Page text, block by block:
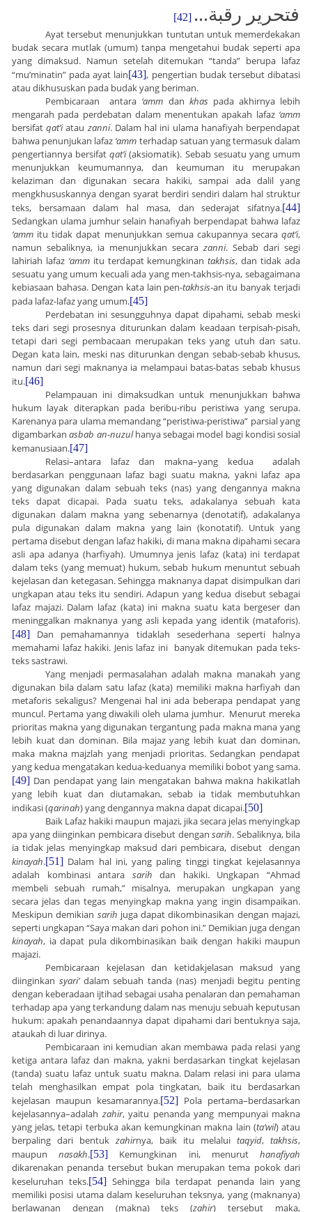
فتحرير رقبة...
[42]
Ayat tersebut menunjukkan tuntutan untuk memerdekakan
budak secara mutlak (umum) tanpa mengetahui budak seperti apa
yang dimaksud. Namun setelah ditemukan “tanda” berupa lafaz
“mu’minatin” pada ayat lain[43], pengertian budak tersebut dibatasi
atau dikhususkan pada budak yang beriman.
Pembicaraan antara ‘amm dan khaspada akhirnya lebih
mengarah pada perdebatan dalam menentukan apakah lafaz ‘amm
bersifatqat’iatau zanni. Dalam hal ini ulama hanafiyah berpendapat
bahwa penunjukan lafaz ‘amm terhadap satuan yang termasuk dalam
pengertiannya bersifatqat’i(aksiomatik). Sebab sesuatu yang umum
menunjukkan keumumannya, dan keumuman itu merupakan
kelaziman dan digunakan secara hakiki, sampai ada dalil yang
mengkhususkannya dengan syarat berdiri sendiri dalam hal struktur
teks, bersamaan dalam hal masa, dan sederajat sifatnya.[44]
Sedangkan ulama jumhur selain hanafiyah berpendapat bahwa lafaz
‘amm itu tidak dapat menunjukkan semua cakupannya secara qat’i,
namun sebaliknya, ia menunjukkan secara zanni. Sebab dari segi
lahiriah lafaz ‘ammitu terdapat kemungkinantakhsis, dan tidak ada
sesuatu yang umum kecuali ada yang men-takhsis-nya, sebagaimana
kebiasaan bahasa. Dengan kata lain pen-takhsis-an itu banyak terjadi
pada lafaz-lafaz yang umum.[45]
Perdebatan ini sesungguhnya dapat dipahami, sebab meski
teks dari segi prosesnya diturunkan dalam keadaan terpisah-pisah,
tetapi dari segi pembacaan merupakan teks yang utuh dan satu.
Degan kata lain, meski nas diturunkan dengan sebab-sebab khusus,
namun dari segi maknanya ia melampaui batas-batas sebab khusus
itu.[46]
Pelampauan ini dimaksudkan untuk menunjukkan bahwa
hukum layak diterapkan pada beribu-ribu peristiwa yang serupa.
Karenanya para ulama memandang “peristiwa-peristiwa” parsial yang
digambarkanasbab an-nuzulhanya sebagai model bagi kondisi sosial
kemanusiaan.[47]
Relasi–antara lafaz dan makna–yang kedua adalah
berdasarkan penggunaan lafaz bagi suatu makna, yakni lafaz apa
yang digunakan dalam sebuah teks (nas) yang dengannya makna
teks dapat dicapai. Pada suatu teks, adakalanya sebuah kata
digunakan dalam makna yang sebenarnya (denotatif), adakalanya
pula digunakan dalam makna yang lain (konotatif). Untuk yang
pertama disebut dengan lafaz hakiki, di mana makna dipahami secara
asli apa adanya (harfiyah). Umumnya jenis lafaz (kata) ini terdapat
dalam teks (yang memuat) hukum, sebab hukum menuntut sebuah
kejelasan dan ketegasan.Sehingga maknanya dapat disimpulkan dari
ungkapan atau teks itu sendiri. Adapun yang kedua disebut sebagai
lafaz majazi. Dalam lafaz (kata) ini makna suatu kata bergeser dan
meninggalkan maknanya yang asli kepada yang identik (mataforis).
[48] Dan pemahamannya tidaklah sesederhana seperti halnya
memahami lafaz hakiki. Jenis lafaz ini banyak ditemukan pada teks-
teks sastrawi.
Yang menjadi permasalahan adalah makna manakah yang
digunakan bila dalam satu lafaz (kata) memiliki makna harfiyah dan
metaforis sekaligus? Mengenai hal ini ada beberapa pendapat yang
muncul. Pertama yang diwakili oleh ulama jumhur. Menurut mereka
prioritas makna yang digunakan tergantung pada makna mana yang
lebih kuat dan dominan. Bila majaz yang lebih kuat dan dominan,
maka makna majzlah yang menjadi prioritas. Sedangkan pendapat
yang kedua mengatakan kedua-keduanya memiliki bobot yang sama.
[49] Dan pendapat yang lain mengatakan bahwa makna hakikatlah
yang lebih kuat dan diutamakan, sebab ia tidak membutuhkan
indikasi (qarinah) yang dengannya makna dapat dicapai.[50]
Baik Lafaz hakiki maupun majazi, jika secara jelas menyingkap
apa yang diinginkan pembicara disebut dengan sarih. Sebaliknya, bila
ia tidak jelas menyingkap maksud dari pembicara, disebut dengan
kinayah.[51] Dalam hal ini, yang paling tinggi tingkat kejelasannya
adalah kombinasi antara sarih dan hakiki. Ungkapan “Ahmad
membeli sebuah rumah,” misalnya, merupakan ungkapan yang
secara jelas dan tegas menyingkap makna yang ingin disampaikan.
Meskipun demikian sarih juga dapat dikombinasikan dengan majazi,
seperti ungkapan “Saya makan dari pohon ini.” Demikian juga dengan
kinayah, ia dapat pula dikombinasikan baik dengan hakiki maupun
majazi.
Pembicaraan kejelasan dan ketidakjelasan maksud yang
diinginkan syari’dalam sebuah tanda (nas) menjadi begitu penting
dengan keberadaan ijtihad sebagai usaha penalaran dan pemahaman
terhadap apa yang terkandung dalam nas menuju sebuah keputusan
hukum: apakah penandaannya dapat dipahami dari bentuknya saja,
ataukah di luar dirinya.
Pembicaraan ini kemudian akan membawa pada relasi yang
ketiga antara lafaz dan makna, yakni berdasarkan tingkat kejelasan
(tanda) suatu lafaz untuk suatu makna. Dalam relasi ini para ulama
telah menghasilkan empat pola tingkatan, baik itu berdasarkan
kejelasan maupun kesamarannya.[52] Pola pertama–berdasarkan
kejelasannya–adalah zahir, yaitu penanda yang mempunyai makna
yang jelas, tetapi terbuka akan kemungkinan makna lain (ta’wil) atau
berpaling dari bentuk zahirnya, baik itu melalui taqyid, takhsis,
maupunnasakh.[53] Kemungkinan ini, menuruthanafiyah
dikarenakan penanda tersebut bukan merupakan tema pokok dari
keseluruhan teks.[54] Sehingga bila terdapat penanda lain yang
memiliki posisi utama dalam keseluruhan teksnya, yang (maknanya)
berlawanan dengan (makna) teks (zahir) tersebut maka,